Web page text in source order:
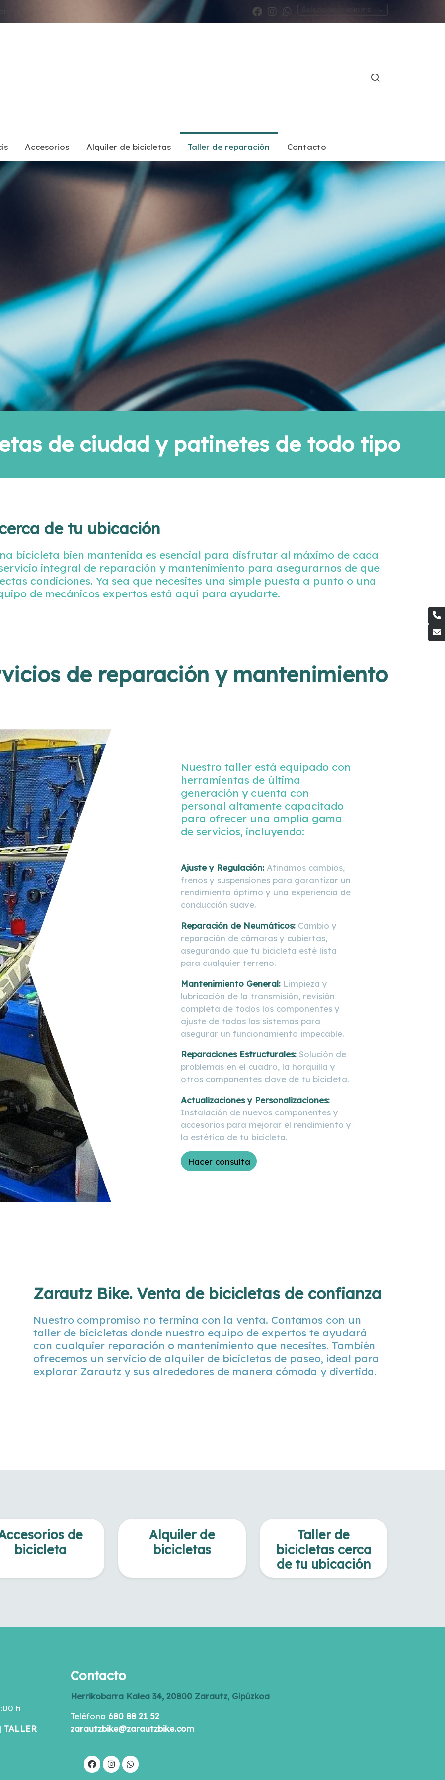
Seleccionar idioma
Accesorios Alquiler de bicicletas Taller de reparación Contacto
de ciudad y patinetes de todo tipo
de tu ubicación
bicicleta bien mantenida es esencial para disfrutar al máximo de cada
integral de reparación y mantenimiento para asegurarnos de que
condiciones. Ya sea que necesites una simple puesta a punto o una
de mecánicos expertos está aquí para ayudarte.
de reparación y mantenimiento
Nuestro taller está equipado con
herramientas de última
generación y cuenta con
personal altamente capacitado
para ofrecer una amplia gama
de servicios, incluyendo:
Ajuste y Regulación:Afinamos cambios,
frenos y suspensiones para garantizar un
rendimiento óptimo y una experiencia de
conducción suave.
Reparación de Neumáticos: Cambio y
reparación de cámaras y cubiertas,
asegurando que tu bicicleta esté lista
para cualquier terreno.
Mantenimiento General: Limpieza y
lubricación de la transmisión, revisión
completa de todos los componentes y
ajuste de todos los sistemas para
asegurar un funcionamiento impecable.
Reparaciones Estructurales:Solución de
problemas en el cuadro, la horquilla y
otros componentes clave de tu bicicleta.
Actualizaciones y Personalizaciones:
Instalación de nuevos componentes y
accesorios para mejorar el rendimiento y
la estética de tu bicicleta.
Hacer consulta
Zarautz Bike. Venta de bicicletas de confianza
Nuestro compromiso no termina con la venta. Contamos con un
taller de bicicletas donde nuestro equipo de expertos te ayudará
con cualquier reparación o mantenimiento que necesites. También
ofrecemos un servicio de alquiler de bicicletas de paseo, ideal para
explorar Zarautz y sus alrededores de manera cómoda y divertida.
de
bicicleta
Alquiler de
bicicletas
Taller de
bicicletas cerca
de tu ubicación
h
TALLER
Contacto
Herrikobarra Kalea 34, 20800 Zarautz, Gipúzkoa
Teléfono 680 88 21 52
zarautzbike@zarautzbike.com